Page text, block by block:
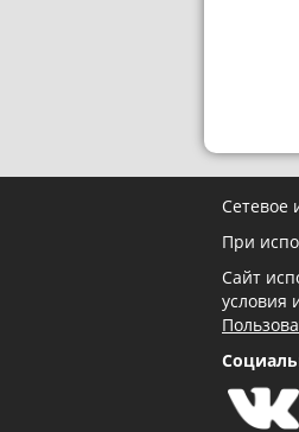
Сетевое
При
Сайт
условия